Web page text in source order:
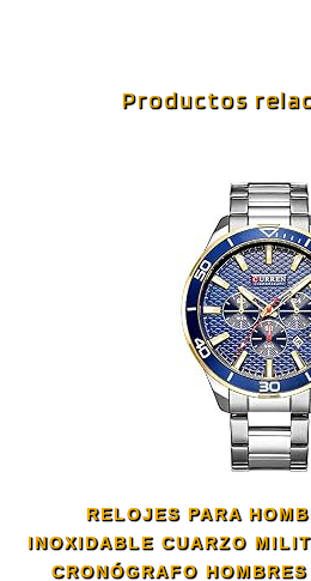
Productos
RELOJES PARA
INOXIDABLE CUARZO
CRONÓGRAFO